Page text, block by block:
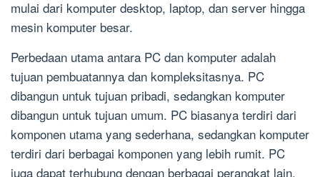
mulai dari komputer desktop, laptop, dan server hingga
mesin komputer besar.
Perbedaan utama antara PC dan komputer adalah
tujuan pembuatannya dan kompleksitasnya. PC
dibangun untuk tujuan pribadi, sedangkan komputer
dibangun untuk tujuan umum. PC biasanya terdiri dari
komponen utama yang sederhana, sedangkan komputer
terdiri dari berbagai komponen yang lebih rumit. PC
juga dapat terhubung dengan berbagai perangkat lain,